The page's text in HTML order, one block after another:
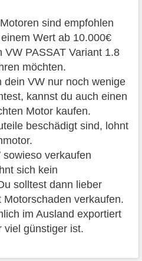
sind empfohlen
Wert ab 10.000€
VW PASSAT Variant 1.8
möchten.
dein VW nur noch wenige
kannst du auch einen
Motor kaufen.
beschädigt sind, lohnt
verkaufen
sich kein
solltest dann lieber
verkaufen.
im Ausland exportiert
viel günstiger ist.